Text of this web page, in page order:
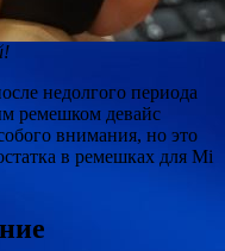
недолгого периода
ремешком девайс
внимания, но это
в ремешках для Mi